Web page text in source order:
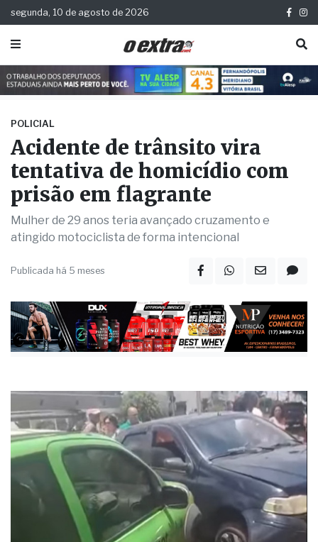
segunda, 10 de agosto de 2026
POLICIAL
Acidente de trânsito vira
tentativa de homicídio com
prisão em flagrante
Mulher de 29 anos teria avançado cruzamento e
atingido motociclista de forma intencional